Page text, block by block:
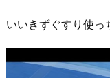
いいきずぐすり使っ